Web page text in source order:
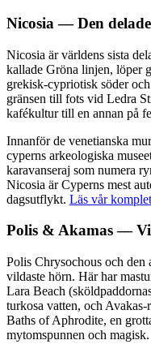
Nicosia — Den
Nicosia är världens sista
kallade Gröna linjen, löper
grekisk-cypriotisk söder
gränsen till fots vid Ledra
kafékultur till en annan på
Innanför de venetianska
cyperns arkeologiska
karavanseraj som numera
Nicosia är Cyperns mest
dagsutflykt. Läs vår
Polis & Akamas —
Polis Chrysochous och den
vildaste hörn. Här har
Lara Beach
turkosa vatten, och
Baths of Aphrodite, en
mytomspunnen och magisk.